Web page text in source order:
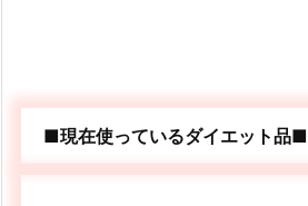
■現在使っているダイエット品■